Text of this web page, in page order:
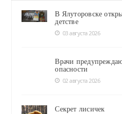
В Ялуторовске
детстве
03 августа 2026
Врачи
опасности
02 августа 2026
Секрет лисичек